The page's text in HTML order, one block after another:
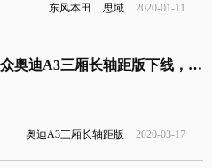
东风本田 思域 2020-01-11
一汽-大众奥迪A3三厢长轴距版下线，将2020年内上市
奥迪A3三厢长轴距版 2020-03-17